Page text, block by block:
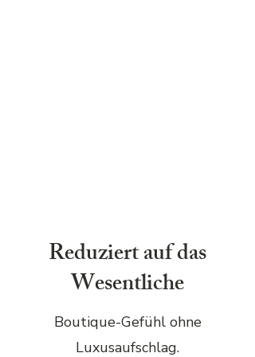
Reduziert auf das
Wesentliche
Boutique-Gefühl ohne
Luxusaufschlag.